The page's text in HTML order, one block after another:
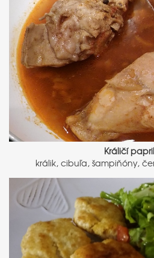
Králičí
králik, cibuľa, šampiňóny,